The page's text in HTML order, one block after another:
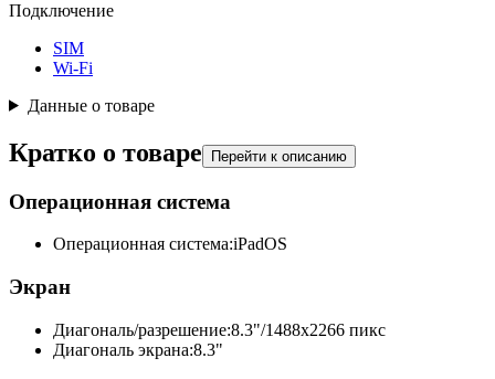
Подключение
SIM
Wi-Fi
Данные о товаре
Кратко о товаре Перейти к описанию
Операционная система
Операционная система:iPadOS
Экран
Диагональ/разрешение:8.3"/1488x2266 пикс
Диагональ экрана:8.3"